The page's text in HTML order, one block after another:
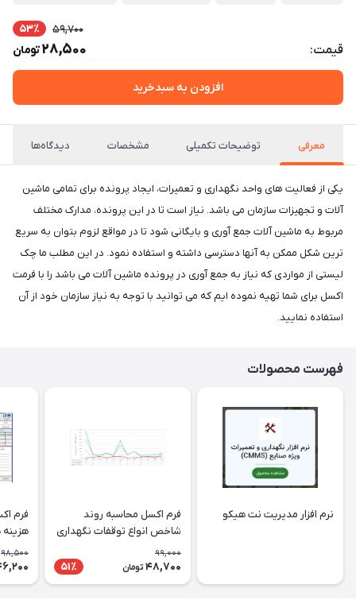
قیمت:
59,700 53٪
28,500تومان
افزودن به سبدخرید
معرفی توضیحات تکمیلی مشخصات دیدگاه‌ها
یکی از فعالیت های واحد نگهداری و تعمیرات، ایجاد پرونده برای تمامی ماشین
آلات و تجهیزات سازمان می باشد. نیاز است تا در این پرونده، مدارک مختلف
مربوط به ماشین آلات جمع آوری و بایگانی شود تا در مواقع لزوم بتوان به سریع
ترین شکل ممکن به آنها دسترسی داشته و استفاده نمود. در این مطلب ما چک
لیستی از مواردی که نیاز به جمع آوری در پرونده ماشین آلات می باشد را با فرمت
اکسل برای شما تهیه نموده ایم که می توانید با توجه به نیاز سازمان خود از آن
استفاده نمایید.
فهرست محصولات
نرم افزار مدیریت نت هیکو
فرم اکسل محاسبه روند
شاخص انواع توقفات نگهداری
و تعمیرات
99,000
48,700 تومان 51٪
فرم
هزینه
98,500